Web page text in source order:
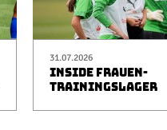
31.07.2026
INSIDE FRAUEN-
TRAININGSLAGER